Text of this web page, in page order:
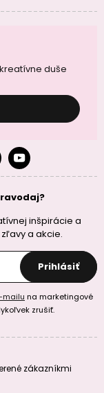
duše
inšpirácie a
a akcie.
Prihlásiť
mailu na marketingové
zrušiť.
zákazníkmi